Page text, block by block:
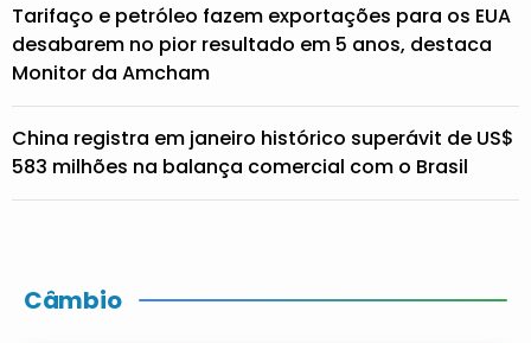
Tarifaço e petróleo fazem exportações para os EUA
desabarem no pior resultado em 5 anos, destaca
Monitor da Amcham
China registra em janeiro histórico superávit de US$
583 milhões na balança comercial com o Brasil
Câmbio